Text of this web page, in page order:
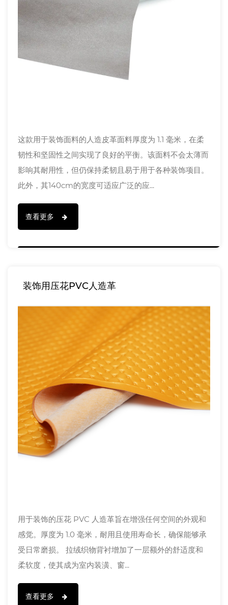
这款用于装饰面料的人造皮革面料厚度为 1.1 毫米，在柔
韧性和坚固性之间实现了良好的平衡。该面料不会太薄而
影响其耐用性，但仍保持柔韧且易于用于各种装饰项目。
此外，其140cm的宽度可适应广泛的应...
查看更多
装饰用压花PVC人造革
用于装饰的压花 PVC 人造革旨在增强任何空间的外观和
感觉。厚度为 1.0 毫米，耐用且使用寿命长，确保能够承
受日常磨损。 拉绒织物背衬增加了一层额外的舒适度和
柔软度，使其成为室内装潢、窗...
查看更多